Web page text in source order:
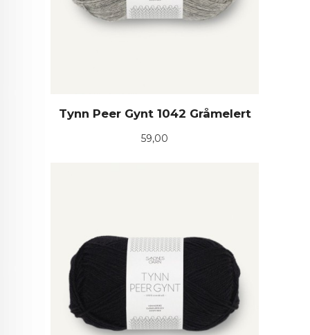
Tynn Peer Gynt 1042 Gråmelert
Pris
59,00